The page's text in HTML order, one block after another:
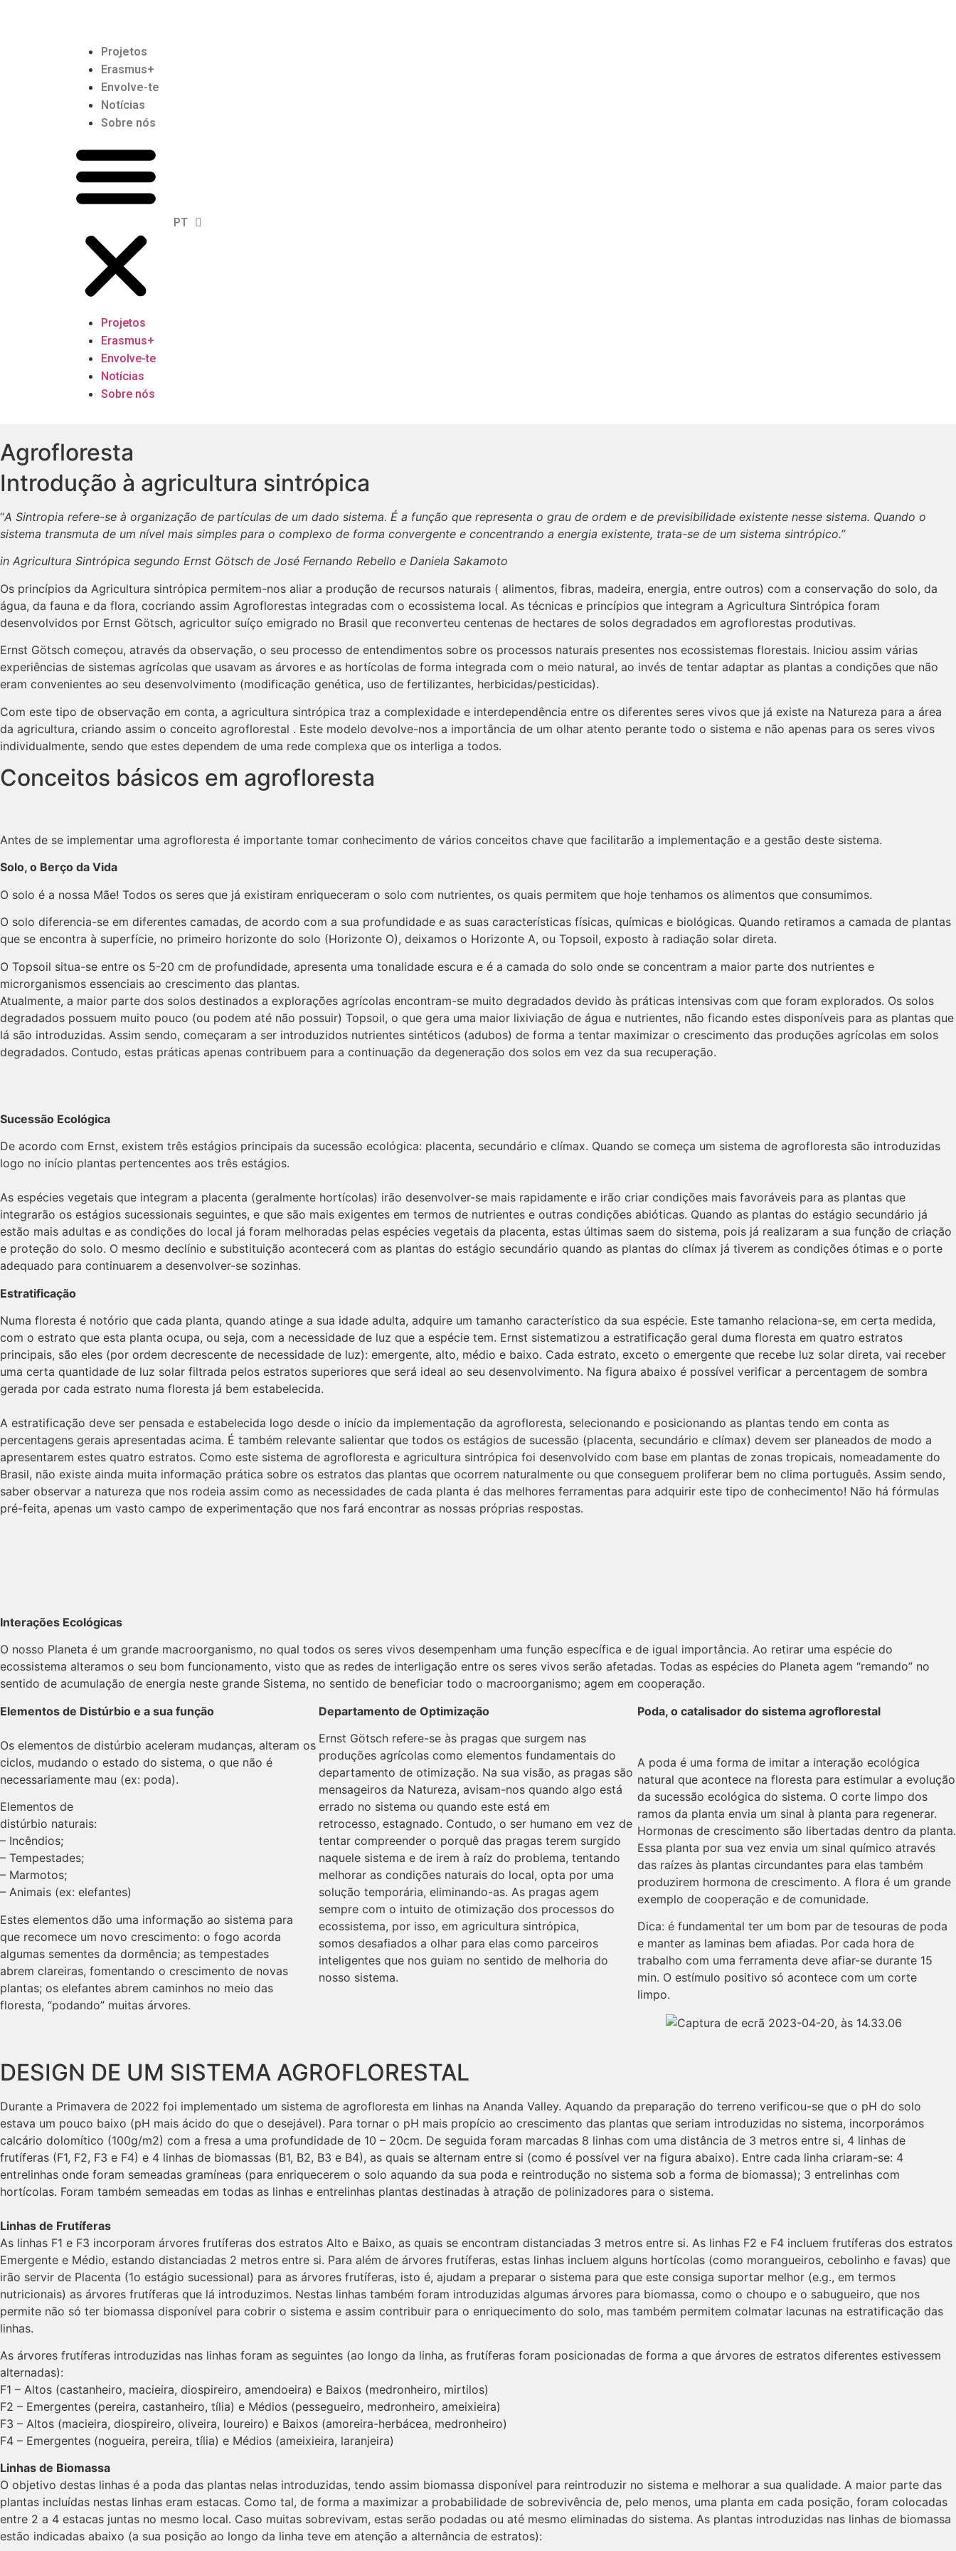
Projetos
Erasmus+
Envolve-te
Notícias
Sobre nós
Projetos
Erasmus+
Envolve-te
Notícias
Sobre nós
PT
EN
Agrofloresta
Introdução à agricultura sintrópica
“A Sintropia refere-se à organização de partículas de um dado sistema. É a função que representa o grau de ordem e de previsibilidade existente nesse sistema. Quando o
sistema transmuta de um nível mais simples para o complexo de forma convergente e concentrando a energia existente, trata-se de um sistema sintrópico.”
in Agricultura Sintrópica segundo Ernst Götsch de José Fernando Rebello e Daniela Sakamoto
Os princípios da Agricultura sintrópica permitem-nos aliar a produção de recursos naturais ( alimentos, fibras, madeira, energia, entre outros) com a conservação do solo, da
água, da fauna e da flora, cocriando assim Agroflorestas integradas com o ecossistema local. As técnicas e princípios que integram a Agricultura Sintrópica foram
desenvolvidos por Ernst Götsch, agricultor suíço emigrado no Brasil que reconverteu centenas de hectares de solos degradados em agroflorestas produtivas.
Ernst Götsch começou, através da observação, o seu processo de entendimentos sobre os processos naturais presentes nos ecossistemas florestais. Iniciou assim várias
experiências de sistemas agrícolas que usavam as árvores e as hortícolas de forma integrada com o meio natural, ao invés de tentar adaptar as plantas a condições que não
eram convenientes ao seu desenvolvimento (modificação genética, uso de fertilizantes, herbicidas/pesticidas).
Com este tipo de observação em conta, a agricultura sintrópica traz a complexidade e interdependência entre os diferentes seres vivos que já existe na Natureza para a área
da agricultura, criando assim o conceito agroflorestal . Este modelo devolve-nos a importância de um olhar atento perante todo o sistema e não apenas para os seres vivos
individualmente, sendo que estes dependem de uma rede complexa que os interliga a todos.
Conceitos básicos em agrofloresta
Antes de se implementar uma agrofloresta é importante tomar conhecimento de vários conceitos chave que facilitarão a implementação e a gestão deste sistema.
Solo, o Berço da Vida
O solo é a nossa Mãe! Todos os seres que já existiram enriqueceram o solo com nutrientes, os quais permitem que hoje tenhamos os alimentos que consumimos.
O solo diferencia-se em diferentes camadas, de acordo com a sua profundidade e as suas características físicas, químicas e biológicas. Quando retiramos a camada de plantas
que se encontra à superfície, no primeiro horizonte do solo (Horizonte O), deixamos o Horizonte A, ou Topsoil, exposto à radiação solar direta.
O Topsoil situa-se entre os 5-20 cm de profundidade, apresenta uma tonalidade escura e é a camada do solo onde se concentram a maior parte dos nutrientes e
microrganismos essenciais ao crescimento das plantas.
Atualmente, a maior parte dos solos destinados a explorações agrícolas encontram-se muito degradados devido às práticas intensivas com que foram explorados. Os solos
degradados possuem muito pouco (ou podem até não possuir) Topsoil, o que gera uma maior lixiviação de água e nutrientes, não ficando estes disponíveis para as plantas que
lá são introduzidas. Assim sendo, começaram a ser introduzidos nutrientes sintéticos (adubos) de forma a tentar maximizar o crescimento das produções agrícolas em solos
degradados. Contudo, estas práticas apenas contribuem para a continuação da degeneração dos solos em vez da sua recuperação.
Sucessão Ecológica
De acordo com Ernst, existem três estágios principais da sucessão ecológica: placenta, secundário e clímax. Quando se começa um sistema de agrofloresta são introduzidas
logo no início plantas pertencentes aos três estágios.
As espécies vegetais que integram a placenta (geralmente hortícolas) irão desenvolver-se mais rapidamente e irão criar condições mais favoráveis para as plantas que
integrarão os estágios sucessionais seguintes, e que são mais exigentes em termos de nutrientes e outras condições abióticas. Quando as plantas do estágio secundário já
estão mais adultas e as condições do local já foram melhoradas pelas espécies vegetais da placenta, estas últimas saem do sistema, pois já realizaram a sua função de criação
e proteção do solo. O mesmo declínio e substituição acontecerá com as plantas do estágio secundário quando as plantas do clímax já tiverem as condições ótimas e o porte
adequado para continuarem a desenvolver-se sozinhas.
Estratificação
Numa floresta é notório que cada planta, quando atinge a sua idade adulta, adquire um tamanho característico da sua espécie. Este tamanho relaciona-se, em certa medida,
com o estrato que esta planta ocupa, ou seja, com a necessidade de luz que a espécie tem. Ernst sistematizou a estratificação geral duma floresta em quatro estratos
principais, são eles (por ordem decrescente de necessidade de luz): emergente, alto, médio e baixo. Cada estrato, exceto o emergente que recebe luz solar direta, vai receber
uma certa quantidade de luz solar filtrada pelos estratos superiores que será ideal ao seu desenvolvimento. Na figura abaixo é possível verificar a percentagem de sombra
gerada por cada estrato numa floresta já bem estabelecida.
A estratificação deve ser pensada e estabelecida logo desde o início da implementação da agrofloresta, selecionando e posicionando as plantas tendo em conta as
percentagens gerais apresentadas acima. É também relevante salientar que todos os estágios de sucessão (placenta, secundário e clímax) devem ser planeados de modo a
apresentarem estes quatro estratos. Como este sistema de agrofloresta e agricultura sintrópica foi desenvolvido com base em plantas de zonas tropicais, nomeadamente do
Brasil, não existe ainda muita informação prática sobre os estratos das plantas que ocorrem naturalmente ou que conseguem proliferar bem no clima português. Assim sendo,
saber observar a natureza que nos rodeia assim como as necessidades de cada planta é das melhores ferramentas para adquirir este tipo de conhecimento! Não há fórmulas
pré-feita, apenas um vasto campo de experimentação que nos fará encontrar as nossas próprias respostas.
Interações Ecológicas
O nosso Planeta é um grande macroorganismo, no qual todos os seres vivos desempenham uma função específica e de igual importância. Ao retirar uma espécie do
ecossistema alteramos o seu bom funcionamento, visto que as redes de interligação entre os seres vivos serão afetadas. Todas as espécies do Planeta agem “remando” no
sentido de acumulação de energia neste grande Sistema, no sentido de beneficiar todo o macroorganismo; agem em cooperação.
Elementos de Distúrbio e a sua função
Os elementos de distúrbio aceleram mudanças, alteram os
ciclos, mudando o estado do sistema, o que não é
necessariamente mau (ex: poda).
Elementos de
distúrbio naturais:
– Incêndios;
– Tempestades;
– Marmotos;
– Animais (ex: elefantes)
Estes elementos dão uma informação ao sistema para
que recomece um novo crescimento: o fogo acorda
algumas sementes da dormência; as tempestades
abrem clareiras, fomentando o crescimento de novas
plantas; os elefantes abrem caminhos no meio das
floresta, “podando” muitas árvores.
Departamento de Optimização
Ernst Götsch refere-se às pragas que surgem nas
produções agrícolas como elementos fundamentais do
departamento de otimização. Na sua visão, as pragas são
mensageiros da Natureza, avisam-nos quando algo está
errado no sistema ou quando este está em
retrocesso, estagnado. Contudo, o ser humano em vez de
tentar compreender o porquê das pragas terem surgido
naquele sistema e de irem à raíz do problema, tentando
melhorar as condições naturais do local, opta por uma
solução temporária, eliminando-as. As pragas agem
sempre com o intuito de otimização dos processos do
ecossistema, por isso, em agricultura sintrópica,
somos desafiados a olhar para elas como parceiros
inteligentes que nos guiam no sentido de melhoria do
nosso sistema.
Poda, o catalisador do sistema agroflorestal
A poda é uma forma de imitar a interação ecológica
natural que acontece na floresta para estimular a evolução
da sucessão ecológica do sistema. O corte limpo dos
ramos da planta envia um sinal à planta para regenerar.
Hormonas de crescimento são libertadas dentro da planta.
Essa planta por sua vez envia um sinal químico através
das raízes às plantas circundantes para elas também
produzirem hormona de crescimento. A flora é um grande
exemplo de cooperação e de comunidade.
Dica: é fundamental ter um bom par de tesouras de poda
e manter as laminas bem afiadas. Por cada hora de
trabalho com uma ferramenta deve afiar-se durante 15
min. O estímulo positivo só acontece com um corte
limpo.
DESIGN DE UM SISTEMA AGROFLORESTAL
Durante a Primavera de 2022 foi implementado um sistema de agrofloresta em linhas na Ananda Valley. Aquando da preparação do terreno verificou-se que o pH do solo
estava um pouco baixo (pH mais ácido do que o desejável). Para tornar o pH mais propício ao crescimento das plantas que seriam introduzidas no sistema, incorporámos
calcário dolomítico (100g/m2) com a fresa a uma profundidade de 10 – 20cm. De seguida foram marcadas 8 linhas com uma distância de 3 metros entre si, 4 linhas de
frutíferas (F1, F2, F3 e F4) e 4 linhas de biomassas (B1, B2, B3 e B4), as quais se alternam entre si (como é possível ver na figura abaixo). Entre cada linha criaram-se: 4
entrelinhas onde foram semeadas gramíneas (para enriquecerem o solo aquando da sua poda e reintrodução no sistema sob a forma de biomassa); 3 entrelinhas com
hortícolas. Foram também semeadas em todas as linhas e entrelinhas plantas destinadas à atração de polinizadores para o sistema.
Linhas de Frutíferas
As linhas F1 e F3 incorporam árvores frutíferas dos estratos Alto e Baixo, as quais se encontram distanciadas 3 metros entre si. As linhas F2 e F4 incluem frutíferas dos estratos
Emergente e Médio, estando distanciadas 2 metros entre si. Para além de árvores frutíferas, estas linhas incluem alguns hortícolas (como morangueiros, cebolinho e favas) que
irão servir de Placenta (1o estágio sucessional) para as árvores frutíferas, isto é, ajudam a preparar o sistema para que este consiga suportar melhor (e.g., em termos
nutricionais) as árvores frutíferas que lá introduzimos. Nestas linhas também foram introduzidas algumas árvores para biomassa, como o choupo e o sabugueiro, que nos
permite não só ter biomassa disponível para cobrir o sistema e assim contribuir para o enriquecimento do solo, mas também permitem colmatar lacunas na estratificação das
linhas.
As árvores frutíferas introduzidas nas linhas foram as seguintes (ao longo da linha, as frutíferas foram posicionadas de forma a que árvores de estratos diferentes estivessem
alternadas):
F1 – Altos (castanheiro, macieira, diospireiro, amendoeira) e Baixos (medronheiro, mirtilos)
F2 – Emergentes (pereira, castanheiro, tília) e Médios (pessegueiro, medronheiro, ameixieira)
F3 – Altos (macieira, diospireiro, oliveira, loureiro) e Baixos (amoreira-herbácea, medronheiro)
F4 – Emergentes (nogueira, pereira, tília) e Médios (ameixieira, laranjeira)
Linhas de Biomassa
O objetivo destas linhas é a poda das plantas nelas introduzidas, tendo assim biomassa disponível para reintroduzir no sistema e melhorar a sua qualidade. A maior parte das
plantas incluídas nestas linhas eram estacas. Como tal, de forma a maximizar a probabilidade de sobrevivência de, pelo menos, uma planta em cada posição, foram colocadas
entre 2 a 4 estacas juntas no mesmo local. Caso muitas sobrevivam, estas serão podadas ou até mesmo eliminadas do sistema. As plantas introduzidas nas linhas de biomassa
estão indicadas abaixo (a sua posição ao longo da linha teve em atenção a alternância de estratos):